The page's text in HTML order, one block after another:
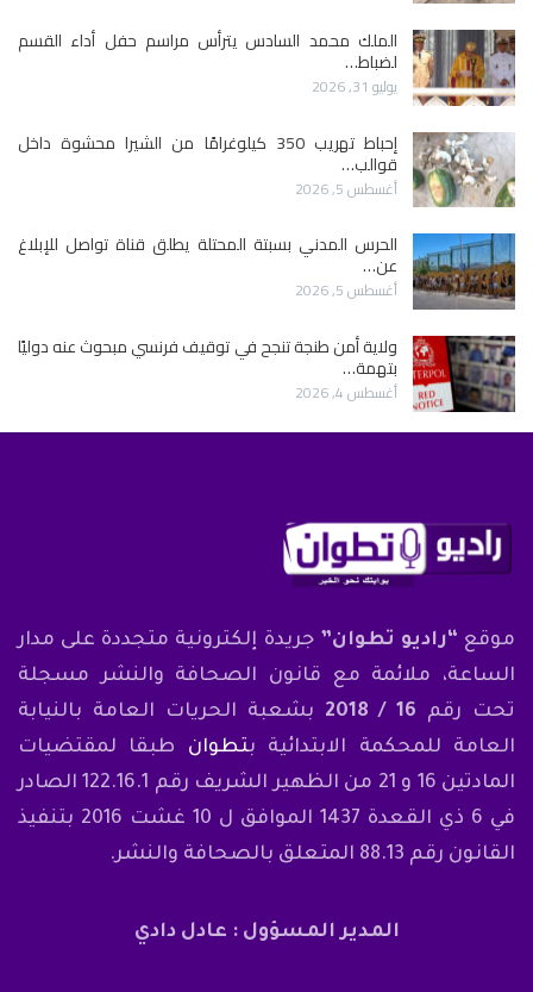
الملك محمد السادس يترأس مراسم حفل أداء القسم
لضباط…
يوليو 31, 2026
إحباط تهريب 350 كيلوغرامًا من الشيرا محشوة داخل
قوالب…
أغسطس 5, 2026
الحرس المدني بسبتة المحتلة يطلق قناة تواصل للإبلاغ
عن…
أغسطس 5, 2026
ولاية أمن طنجة تنجح في توقيف فرنسي مبحوث عنه دوليًا
بتهمة…
أغسطس 4, 2026
موقع “راديو تطوان” جريدة إلكترونية متجددة على مدار
الساعة، ملائمة مع قانون الصحافة والنشر مسجلة
تحت رقم 16 / 2018
بشعبة الحريات العامة بالنيابة
العامة للمحكمة الابتدائية بتطوان طبقا لمقتضيات
المادتين 16 و 21 من الظهير الشريف رقم 122.16.1 الصادر
في 6 ذي القعدة 1437 الموافق ل 10 غشت 2016 بتنفيذ
القانون رقم 88.13 المتعلق بالصحافة والنشر.
المدير المسؤول : عادل دادي